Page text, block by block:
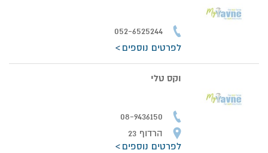
052-6525244
לפרטים נוספים
וקס טלי
08-9436150
הרדוף 23
לפרטים נוספים